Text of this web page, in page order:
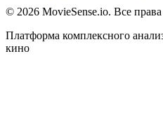
© 2026 MovieSense.io. Все
Платформа комплексного
кино